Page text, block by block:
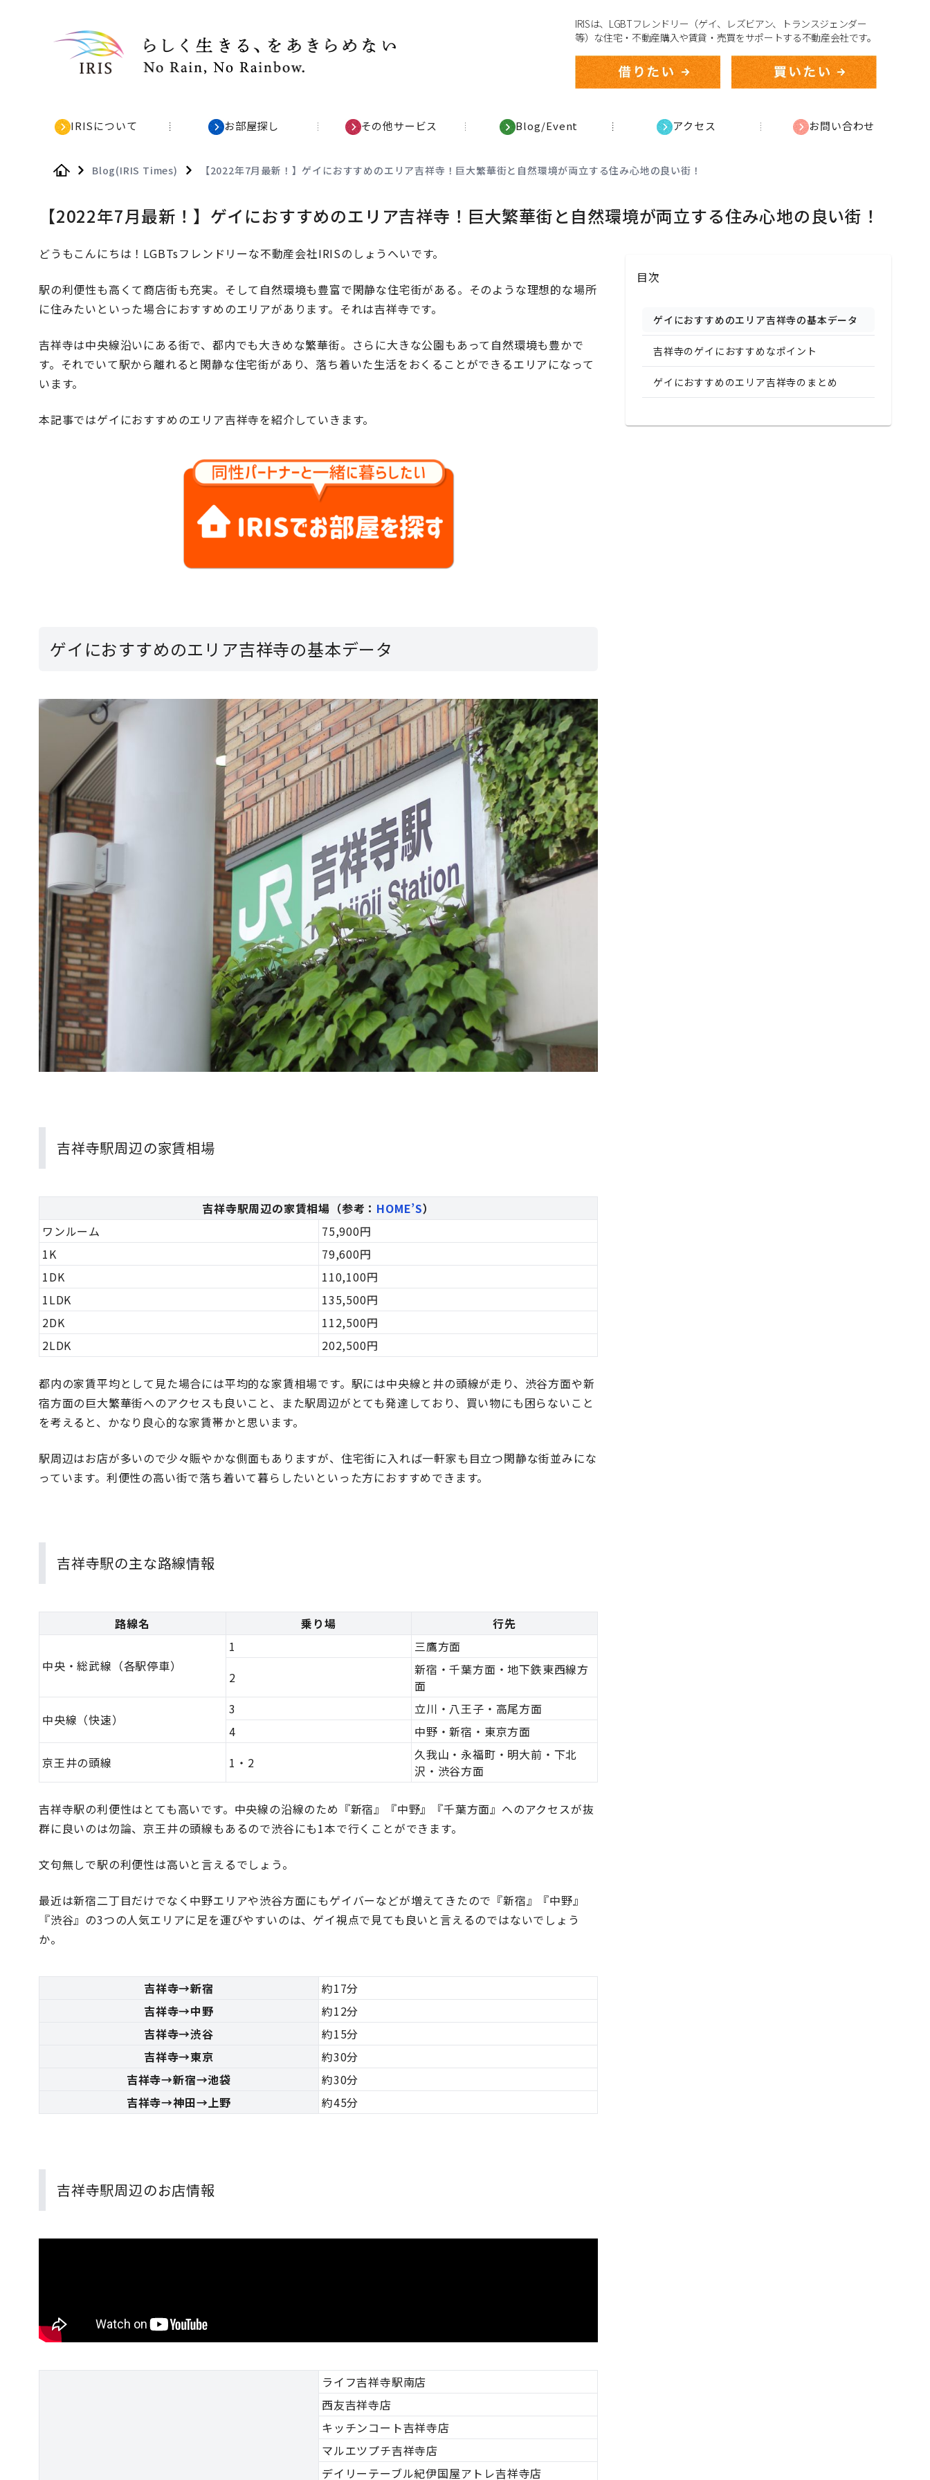
IRISは、LGBTフレンドリー（ゲイ、レズビアン、トランスジェンダー
等）な住宅・不動産購入や賃貸・売買をサポートする不動産会社です。
IRISについて お部屋探し その他サービス Blog/Event アクセス お問い合わせ
Blog(IRIS Times) 【2022年7月最新！】ゲイにおすすめのエリア吉祥寺！巨大繁華街と自然環境が両立する住み心地の良い街！
【2022年7月最新！】ゲイにおすすめのエリア吉祥寺！巨大繁華街と自然環境が両立する住み心地の良い街！
どうもこんにちは！LGBTsフレンドリーな不動産会社IRISのしょうへいです。
駅の利便性も高くて商店街も充実。そして自然環境も豊富で閑静な住宅街がある。そのような理想的な場所
に住みたいといった場合におすすめのエリアがあります。それは吉祥寺です。
吉祥寺は中央線沿いにある街で、都内でも大きめな繁華街。さらに大きな公園もあって自然環境も豊かで
す。それでいて駅から離れると閑静な住宅街があり、落ち着いた生活をおくることができるエリアになって
います。
本記事ではゲイにおすすめのエリア吉祥寺を紹介していきます。
ゲイにおすすめのエリア吉祥寺の基本データ
吉祥寺駅周辺の家賃相場
吉祥寺駅周辺の家賃相場（参考： HOME’S）
ワンルーム
75,900円
1K
79,600円
1DK
110,100円
1LDK
135,500円
2DK
112,500円
2LDK
202,500円
都内の家賃平均として見た場合には平均的な家賃相場です。駅には中央線と井の頭線が走り、渋谷方面や新
宿方面の巨大繁華街へのアクセスも良いこと、また駅周辺がとても発達しており、買い物にも困らないこと
を考えると、かなり良心的な家賃帯かと思います。
駅周辺はお店が多いので少々賑やかな側面もありますが、住宅街に入れば一軒家も目立つ閑静な街並みにな
っています。利便性の高い街で落ち着いて暮らしたいといった方におすすめできます。
吉祥寺駅の主な路線情報
路線名 乗り場 行先
中央・総武線（各駅停車）
1
三鷹方面
2
新宿・千葉方面・地下鉄東西線方
面
中央線（快速）
3
立川・八王子・高尾方面
4
中野・新宿・東京方面
京王井の頭線
1・2
久我山・永福町・明大前・下北
沢・渋谷方面
吉祥寺駅の利便性はとても高いです。中央線の沿線のため『新宿』『中野』『千葉方面』へのアクセスが抜
群に良いのは勿論、京王井の頭線もあるので渋谷にも1本で行くことができます。
文句無しで駅の利便性は高いと言えるでしょう。
最近は新宿二丁目だけでなく中野エリアや渋谷方面にもゲイバーなどが増えてきたので『新宿』『中野』
『渋谷』の3つの人気エリアに足を運びやすいのは、ゲイ視点で見ても良いと言えるのではないでしょう
か。
吉祥寺→新宿
約17分
吉祥寺→中野
約12分
吉祥寺→渋谷
約15分
吉祥寺→東京
約30分
吉祥寺→新宿→池袋
約30分
吉祥寺→神田→上野
約45分
吉祥寺駅周辺のお店情報
ライフ吉祥寺駅南店
西友吉祥寺店
キッチンコート吉祥寺店
マルエツプチ吉祥寺店
デイリーテーブル紀伊国屋アトレ吉祥寺店
目次
ゲイにおすすめのエリア吉祥寺の基本データ
吉祥寺のゲイにおすすめなポイント
ゲイにおすすめのエリア吉祥寺のまとめ